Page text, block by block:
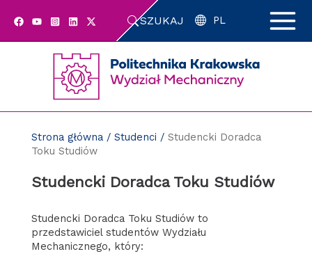
SZUKAJ PL
Strona główna/ Studenci / Studencki Doradca
Toku Studiów
Studencki Doradca Toku Studiów
Studencki Doradca Toku Studiów to
przedstawiciel studentów Wydziału
Mechanicznego, który: